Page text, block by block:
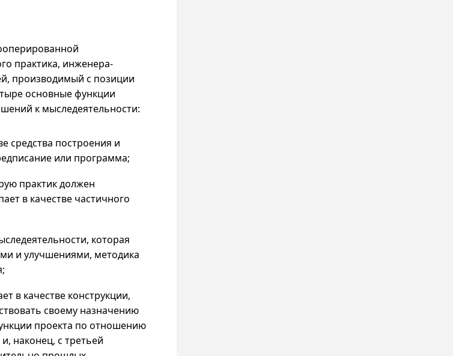
практика, инженера-
производимый с позиции
основные функции
к мыследеятельности:
средства построения и
или программа;
практик должен
в качестве частичного
которая
и улучшениями, методика
в качестве конструкции,
своему назначению
проекта по отношению
наконец, с третьей